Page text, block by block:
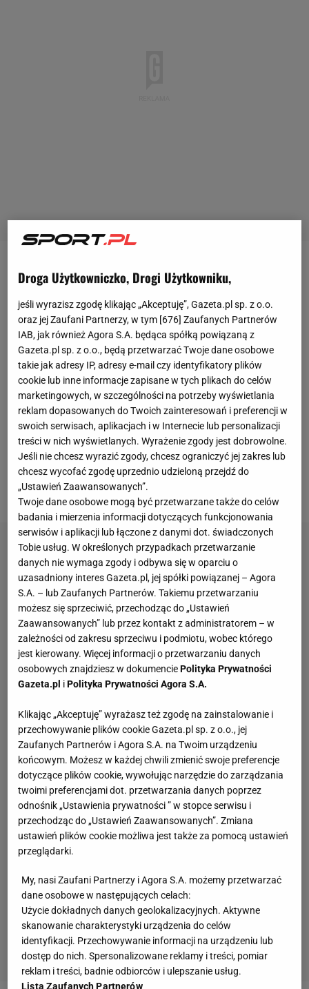
Rosjanie, w związku ze zbrojną inwazją na Ukrainę,
piłkarskim. Zarówno kluby jak i reprezentacja
narodowa zostały wykluczone z międzynarodowych
turniejów. W związku z tym kadrze pozostały jedynie
mecze towarzyskie. Podobny los spotkał także
rosyjskich sponsorów.W tym między innymi
przedsiębiorstwo Gazprom, z którym z powodu
wojny umowę rozwiązało Schalke 04
Gelsenkirchen.Rosyjski gigant był też sponsorem
Ligi Mistrzów, ale władze podjęły identyczną decyzję
o rozstaniu.
Droga Użytkowniczko, Drogi Użytkowniku,
jeśli wyrazisz zgodę klikając „Akceptuję”, Gazeta.pl sp. z o.o.
oraz jej Zaufani Partnerzy, w tym [676] Zaufanych Partnerów
IAB, jak również Agora S.A. będąca spółką powiązaną z
Gazeta.pl sp. z o.o., będą przetwarzać Twoje dane osobowe
takie jak adresy IP, adresy e-mail czy identyfikatory plików
cookie lub inne informacje zapisane w tych plikach do celów
marketingowych, w szczególności na potrzeby wyświetlania
reklam dopasowanych do Twoich zainteresowań i preferencji w
swoich serwisach, aplikacjach i w Internecie lub personalizacji
treści w nich wyświetlanych. Wyrażenie zgody jest dobrowolne.
Jeśli nie chcesz wyrazić zgody, chcesz ograniczyć jej zakres lub
chcesz wycofać zgodę uprzednio udzieloną przejdź do
„Ustawień Zaawansowanych”.
Twoje dane osobowe mogą być przetwarzane także do celów
badania i mierzenia informacji dotyczących funkcjonowania
serwisów i aplikacji lub łączone z danymi dot. świadczonych
Tobie usług. W określonych przypadkach przetwarzanie
danych nie wymaga zgody i odbywa się w oparciu o
uzasadniony interes Gazeta.pl, jej spółki powiązanej – Agora
S.A. – lub Zaufanych Partnerów. Takiemu przetwarzaniu
możesz się sprzeciwić, przechodząc do „Ustawień
Zaawansowanych” lub przez kontakt z administratorem – w
zależności od zakresu sprzeciwu i podmiotu, wobec którego
jest kierowany. Więcej informacji o przetwarzaniu danych
osobowych znajdziesz w dokumenciePolityka Prywatności
Gazeta.pl iPolityka Prywatności Agora S.A.
Klikając „Akceptuję” wyrażasz też zgodę na zainstalowanie i
przechowywanie plików cookie Gazeta.pl sp. z o.o., jej
Zaufanych Partnerów i Agora S.A. na Twoim urządzeniu
końcowym. Możesz w każdej chwili zmienić swoje preferencje
dotyczące plików cookie, wywołując narzędzie do zarządzania
twoimi preferencjami dot. przetwarzania danych poprzez
odnośnik „Ustawienia prywatności ” w stopce serwisu i
przechodząc do „Ustawień Zaawansowanych”. Zmiana
ustawień plików cookie możliwa jest także za pomocą ustawień
przeglądarki.
My, nasi Zaufani Partnerzy i Agora S.A. możemy przetwarzać
dane osobowe w następujących celach:
Użycie dokładnych danych geolokalizacyjnych. Aktywne
skanowanie charakterystyki urządzenia do celów
identyfikacji. Przechowywanie informacji na urządzeniu lub
dostęp do nich. Spersonalizowane reklamy i treści, pomiar
reklam i treści, badnie odbiorców i ulepszanie usług.
Lista Zaufanych Partnerów